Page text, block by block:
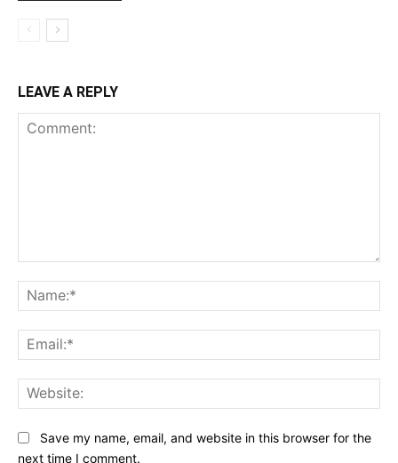
LEAVE A REPLY
Save my name, email, and website in this browser for the
next time I comment.